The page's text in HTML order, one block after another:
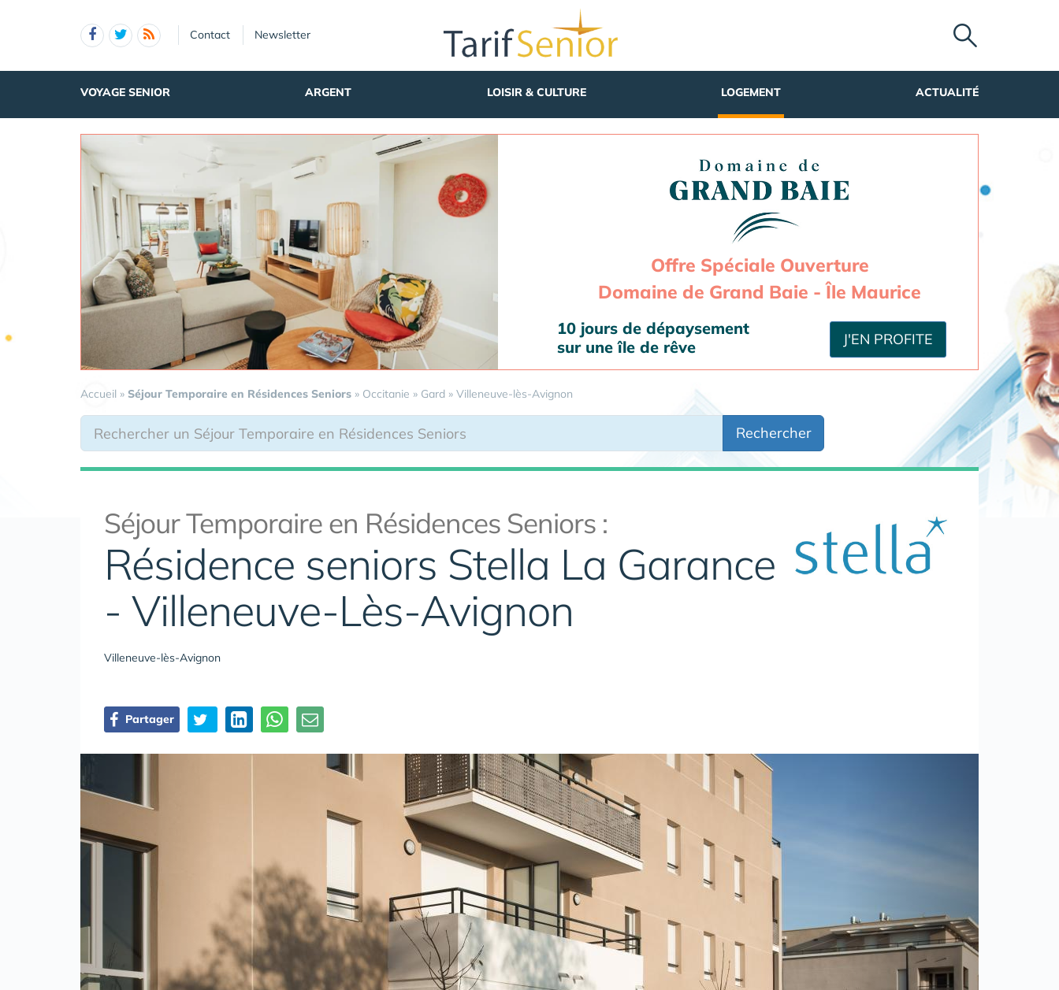
Contact Newsletter
VOYAGE SENIOR ARGENT LOISIR & CULTURE LOGEMENT ACTUALITÉ
Offre Spéciale Ouverture
Domaine de Grand Baie - Île Maurice
J'EN PROFITE
10 jours de dépaysement
sur une île de rêve
Accueil » Séjour Temporaire en Résidences Seniors » Occitanie » Gard » Villeneuve-lès-Avignon
Rechercher
Séjour Temporaire en Résidences Seniors :
Résidence seniors Stella La Garance
- Villeneuve-Lès-Avignon
Villeneuve-lès-Avignon
Partager